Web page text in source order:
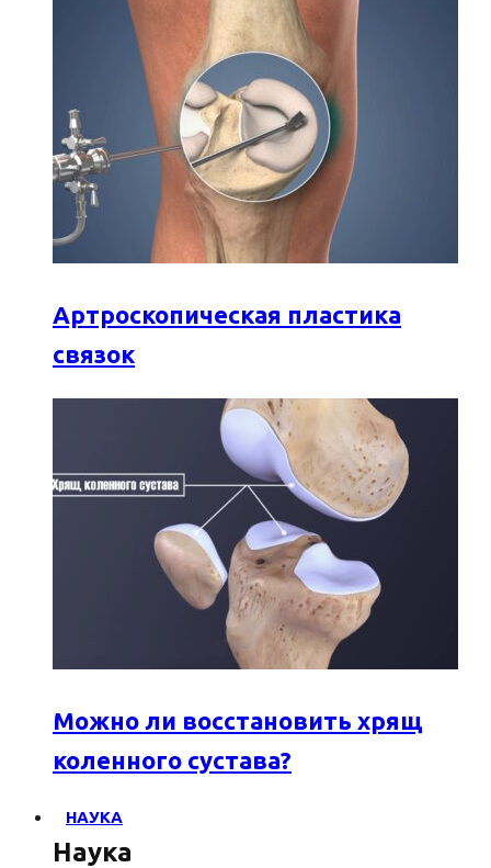
Артроскопическая пластика
связок
Можно ли восстановить хрящ
коленного сустава?
НАУКА
Наука